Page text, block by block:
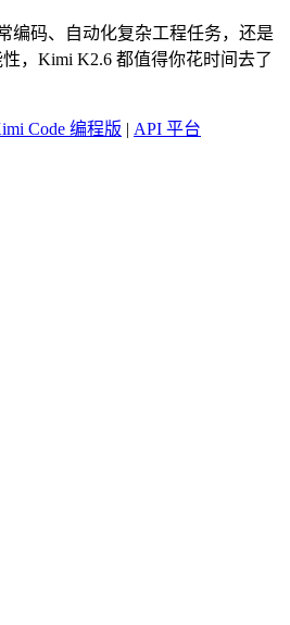
编码、自动化复杂工程任务，还是
，Kimi K2.6 都值得你花时间去了
Code 编程版 | API 平台